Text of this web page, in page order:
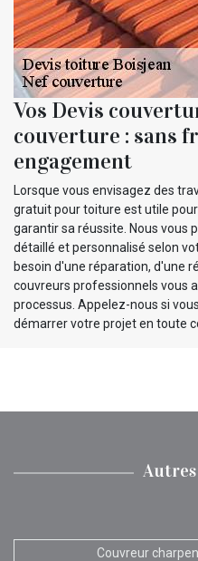
Vos Devis
couverture : sans
engagement
Lorsque vous envisagez des
gratuit pour toiture est utile
garantir sa réussite. Nous vous
détaillé et personnalisé selon
besoin d'une réparation, d'une
couvreurs professionnels vous
processus. Appelez-nous si
démarrer votre projet en toute
Couvreur